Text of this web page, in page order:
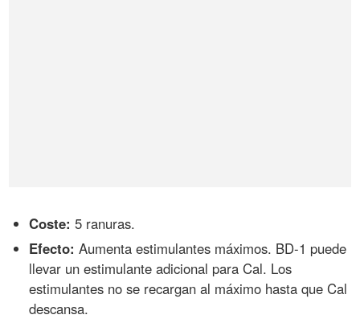
Coste: 5 ranuras.
Efecto: Aumenta estimulantes máximos. BD-1 puede
llevar un estimulante adicional para Cal. Los
estimulantes no se recargan al máximo hasta que Cal
descansa.